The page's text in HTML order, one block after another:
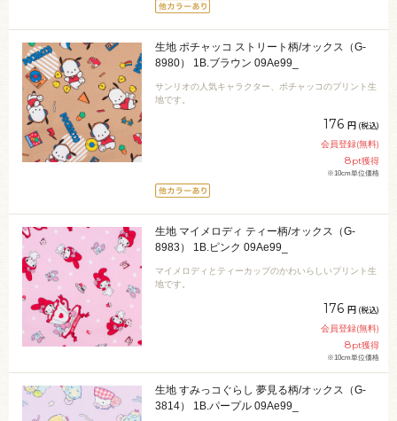
生地 ポチャッコ ストリート柄/オックス（G-
8980） 1B.ブラウン 09Ae99_
サンリオの人気キャラクター、ポチャッコのプリント生
地です。
176 円 (税込)
会員登録(無料)
8pt獲得
※10cm単位価格
生地 マイメロディ ティー柄/オックス（G-
8983） 1B.ピンク 09Ae99_
マイメロディとティーカップのかわいらしいプリント生
地です。
176 円 (税込)
会員登録(無料)
8pt獲得
※10cm単位価格
生地 すみっコぐらし 夢見る柄/オックス（G-
3814） 1B.パープル 09Ae99_